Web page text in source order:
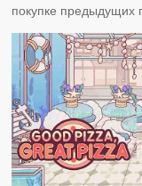
покупке предыдущих